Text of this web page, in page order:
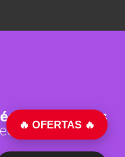
🔥 OFERTAS 🔥